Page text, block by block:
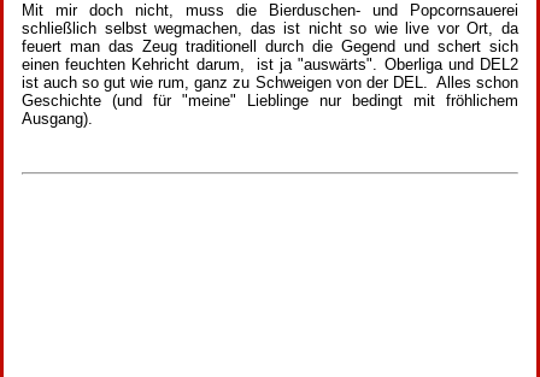
Mit mir doch nicht, muss die Bierduschen- und Popcornsauerei
schließlich selbst wegmachen, das ist nicht so wie live vor Ort, da
feuert man das Zeug traditionell durch die Gegend und schert sich
einen feuchten Kehricht darum, ist ja "auswärts". Oberliga und DEL2
ist auch so gut wie rum, ganz zu Schweigen von der DEL. Alles schon
Geschichte (und für "meine" Lieblinge nur bedingt mit fröhlichem
Ausgang).